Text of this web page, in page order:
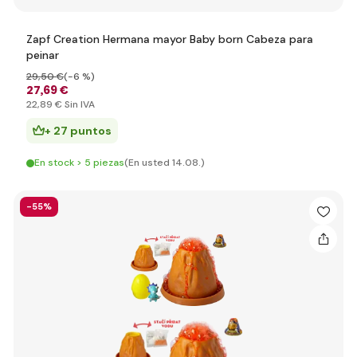
Zapf Creation Hermana mayor Baby born Cabeza para
peinar
27,69 €
29,50 €(-6 %)
22,89 € Sin IVA
+ 27 puntos
En stock > 5 piezas(En usted 14.08.)
-55%